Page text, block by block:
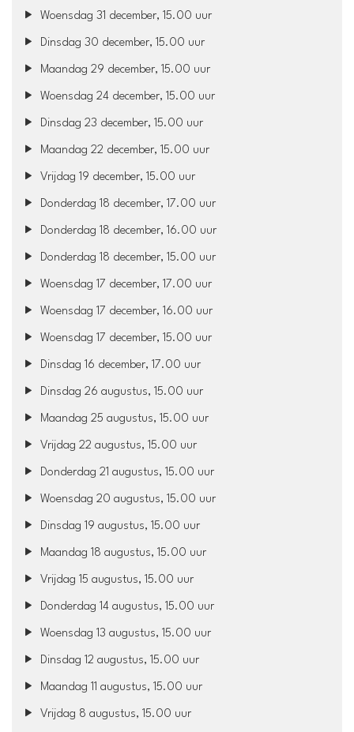
Woensdag 31 december, 15.00 uur
Dinsdag 30 december, 15.00 uur
Maandag 29 december, 15.00 uur
Woensdag 24 december, 15.00 uur
Dinsdag 23 december, 15.00 uur
Maandag 22 december, 15.00 uur
Vrijdag 19 december, 15.00 uur
Donderdag 18 december, 17.00 uur
Donderdag 18 december, 16.00 uur
Donderdag 18 december, 15.00 uur
Woensdag 17 december, 17.00 uur
Woensdag 17 december, 16.00 uur
Woensdag 17 december, 15.00 uur
Dinsdag 16 december, 17.00 uur
Dinsdag 26 augustus, 15.00 uur
Maandag 25 augustus, 15.00 uur
Vrijdag 22 augustus, 15.00 uur
Donderdag 21 augustus, 15.00 uur
Woensdag 20 augustus, 15.00 uur
Dinsdag 19 augustus, 15.00 uur
Maandag 18 augustus, 15.00 uur
Vrijdag 15 augustus, 15.00 uur
Donderdag 14 augustus, 15.00 uur
Woensdag 13 augustus, 15.00 uur
Dinsdag 12 augustus, 15.00 uur
Maandag 11 augustus, 15.00 uur
Vrijdag 8 augustus, 15.00 uur